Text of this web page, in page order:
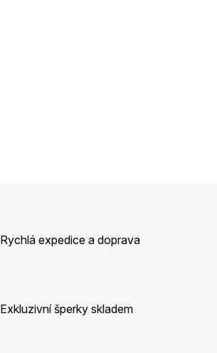
Rychlá expedice a doprava
Exkluzivní šperky skladem